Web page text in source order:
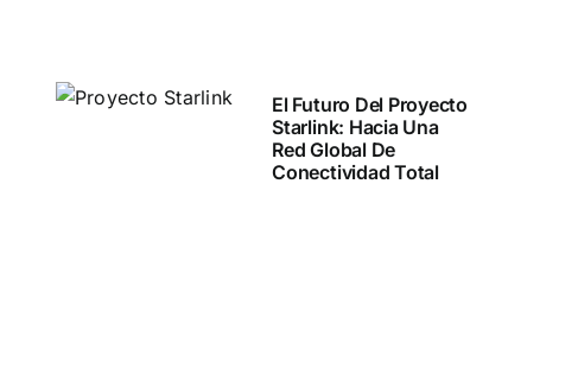
El Futuro Del Proyecto
Starlink: Hacia Una
Red Global De
Conectividad Total